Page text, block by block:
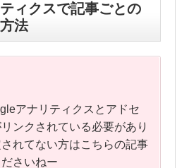
ィクスで記事ごとの
法
アナリティクスとアドセ
ンクされている必要があり
れてない方はこちらの記事
さいねー